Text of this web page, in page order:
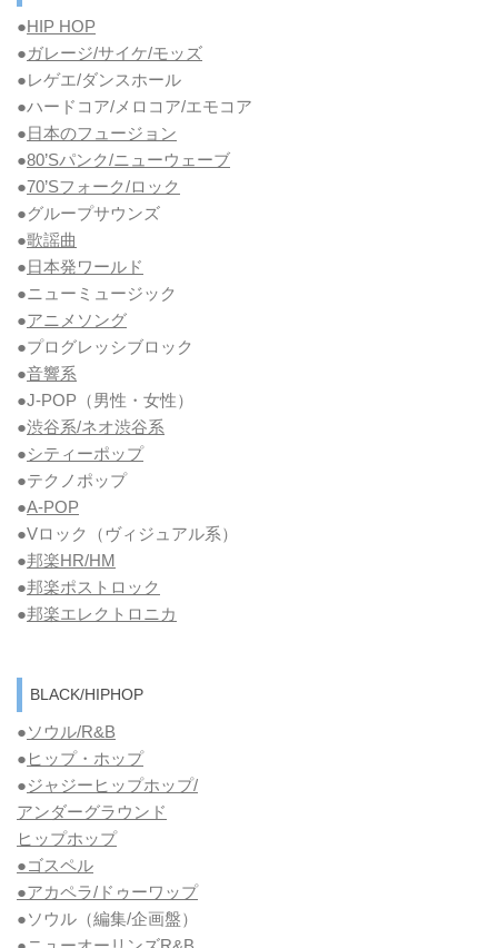
●HIP HOP
●ガレージ/サイケ/モッズ
●レゲエ/ダンスホール
●ハードコア/メロコア/エモコア
●日本のフュージョン
●80’Sパンク/ニューウェーブ
●70’Sフォーク/ロック
●グループサウンズ
●歌謡曲
●日本発ワールド
●ニューミュージック
●アニメソング
●プログレッシブロック
●音響系
●J-POP（男性・女性）
●渋谷系/ネオ渋谷系
●シティーポップ
●テクノポップ
●A-POP
●Vロック
（ヴィジュアル系）
●邦楽HR/HM
●邦楽ポストロック
●邦楽エレクトロニカ
BLACK/HIPHOP
●ソウル/R&B
● ヒップ・ホップ
●ジャジーヒップホップ/
アンダーグラウンド
ヒップホップ
●ゴスペル
●アカペラ/ドゥーワップ
●ソウル （編集/企画盤）